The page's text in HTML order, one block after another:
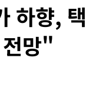
하향, 택
망"